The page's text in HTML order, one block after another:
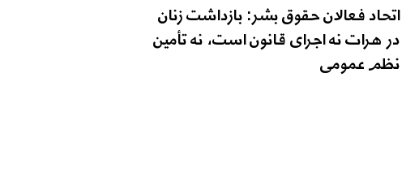
اتحاد فعالان حقوق بشر: بازداشت زنان
در هرات نه اجرای قانون است، نه تأمین
نظم عمومی